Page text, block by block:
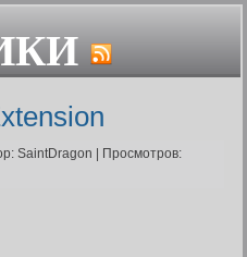
Гайды и сервисы
Ближайшие
Бонусы клановых узоров
Браузеры
SaintDragon
Просмотров: